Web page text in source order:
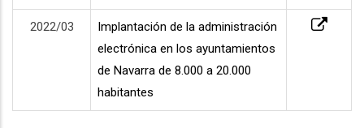
2022/03
Implantación de la administración
electrónica en los ayuntamientos
de Navarra de 8.000 a 20.000
habitantes